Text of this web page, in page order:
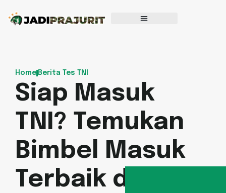
Home Berita Tes TNI
Siap Masuk
TNI? Temukan
Bimbel Masuk
Terbaik di